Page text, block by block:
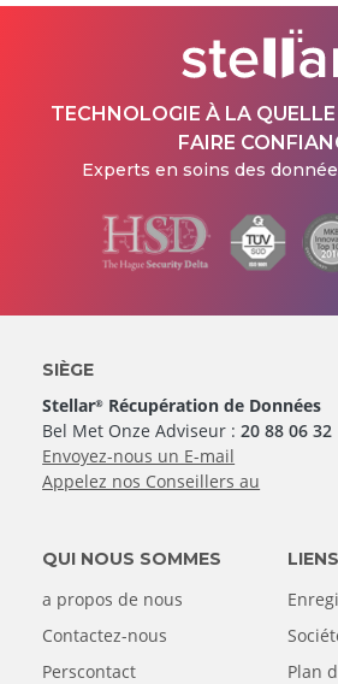
TECHNOLOGIE À LA
FAIRE
Experts en soins des
SIÈGE
Stellar® Récupération de Données
Bel Met Onze Adviseur :20 88 06 32
Envoyez-nous un E-mail
Appelez nos Conseillers au
QUI NOUS SOMMES
a propos de nous
Contactez-nous
Perscontact
Plan